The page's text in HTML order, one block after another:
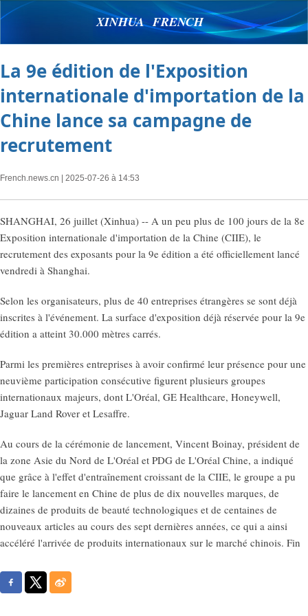
XINHUA FRENCH
La 9e édition de l'Exposition
internationale d'importation de la
Chine lance sa campagne de
recrutement
French.news.cn | 2025-07-26 à 14:53
SHANGHAI, 26 juillet (Xinhua) -- A un peu plus de 100 jours de la 8e
Exposition internationale d'importation de la Chine (CIIE), le
recrutement des exposants pour la 9e édition a été officiellement lancé
vendredi à Shanghai.
Selon les organisateurs, plus de 40 entreprises étrangères se sont déjà
inscrites à l'événement. La surface d'exposition déjà réservée pour la 9e
édition a atteint 30.000 mètres carrés.
Parmi les premières entreprises à avoir confirmé leur présence pour une
neuvième participation consécutive figurent plusieurs groupes
internationaux majeurs, dont L'Oréal, GE Healthcare, Honeywell,
Jaguar Land Rover et Lesaffre.
Au cours de la cérémonie de lancement, Vincent Boinay, président de
la zone Asie du Nord de L'Oréal et PDG de L'Oréal Chine, a indiqué
que grâce à l'effet d'entraînement croissant de la CIIE, le groupe a pu
faire le lancement en Chine de plus de dix nouvelles marques, de
dizaines de produits de beauté technologiques et de centaines de
nouveaux articles au cours des sept dernières années, ce qui a ainsi
accéléré l'arrivée de produits internationaux sur le marché chinois. Fin